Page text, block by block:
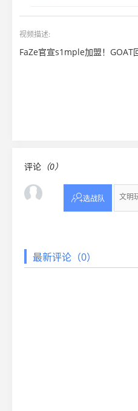
视频描述:
FaZe官宣s1mple加盟！
评论 （0）
选战队
最新评论（0）